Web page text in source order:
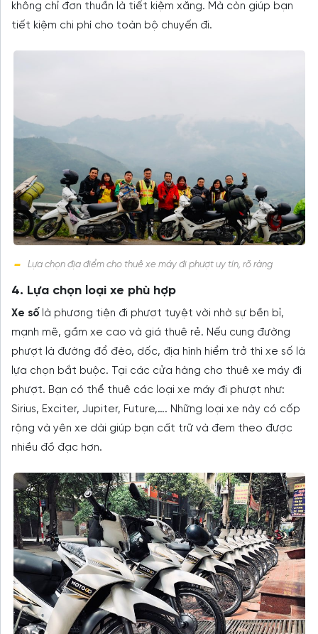
không chỉ đơn thuần là tiết kiệm xăng. Mà còn giúp bạn
tiết kiệm chi phí cho toàn bộ chuyến đi.
Lựa chọn địa điểm cho thuê xe máy đi phượt uy tín, rõ ràng
4. Lựa chọn loại xe phù hợp
Xe số là phương tiện đi phượt tuyệt vời nhờ sự bền bỉ,
mạnh mẽ, gầm xe cao và giá thuê rẻ. Nếu cung đường
phượt là đường đổ đèo, dốc, địa hình hiểm trở thì xe số là
lựa chọn bắt buộc. Tại các cửa hàng cho thuê xe máy đi
phượt. Bạn có thể thuê các loại xe máy đi phượt như:
Sirius, Exciter, Jupiter, Future,…. Những loại xe này có cốp
rộng và yên xe dài giúp bạn cất trữ và đem theo được
nhiều đồ đạc hơn.